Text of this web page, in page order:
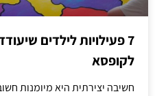
7 פעילויות לילדים
לקופסא
חשיבה יצירתית היא מיומנות